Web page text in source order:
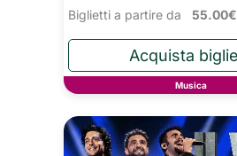
Biglietti a partire da 55.00€
Musica